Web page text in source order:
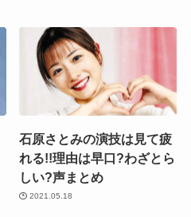
石原さとみの演技は見て疲
れる!!理由は早口?わざとら
しい?声まとめ
2021.05.18